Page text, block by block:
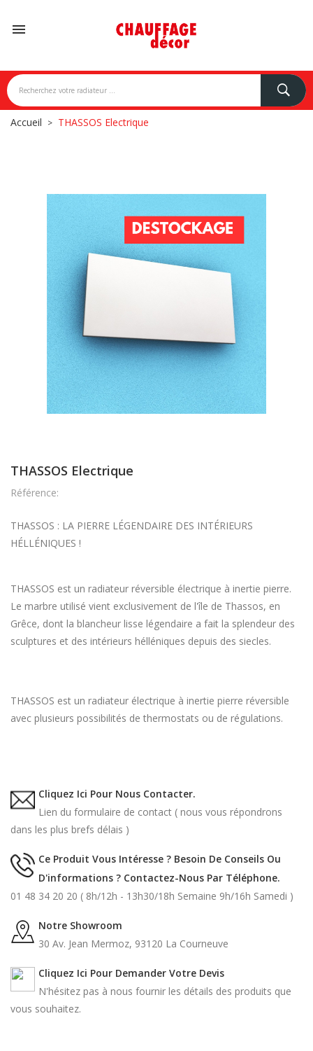

BREM CAMPA
Accueil THASSOS Electrique
THASSOS Electrique
Référence:
THASSOS : LA PIERRE LÉGENDAIRE DES INTÉRIEURS
HÉLLÉNIQUES !
THASSOS est un radiateur réversible électrique à inertie pierre.
Le marbre utilisé vient exclusivement de l'île de Thassos, en
Grêce, dont la blancheur lisse légendaire a fait la splendeur des
sculptures et des intérieurs hélléniques depuis des siecles.
THASSOS est un radiateur électrique à inertie pierre réversible
avec plusieurs possibilités de thermostats ou de régulations.
Cliquez Ici Pour Nous Contacter.
Lien du formulaire de contact ( nous vous répondrons
dans les plus brefs délais )
Ce Produit Vous Intéresse ? Besoin De Conseils Ou
D'informations ? Contactez-Nous Par Téléphone.
01 48 34 20 20 ( 8h/12h - 13h30/18h Semaine 9h/16h Samedi )
Notre Showroom
30 Av. Jean Mermoz, 93120 La Courneuve
Cliquez Ici Pour Demander Votre Devis
N'hésitez pas à nous fournir les détails des produits que
vous souhaitez.